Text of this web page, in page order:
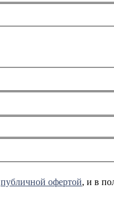
публичной офертой, и в